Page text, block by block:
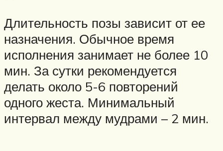
Длительность позы зависит от ее
назначения. Обычное время
исполнения занимает не более 10
мин. За сутки рекомендуется
делать около 5-6 повторений
одного жеста. Минимальный
интервал между мудрами – 2 мин.